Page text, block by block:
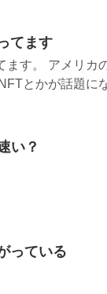
てます
ます。 アメリカ
とかが話題に
い？
っている